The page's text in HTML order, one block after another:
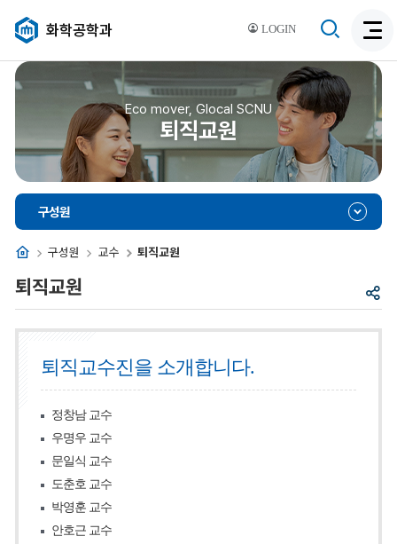
LOGIN
화학공학과
색
활
성
색
Eco mover, Glocal SCNU
퇴직교원
홈 구성원 교수 퇴직교원
구성원
공
퇴직교원
퇴직교수진을 소개합니다.
정창남 교수
우명우 교수
문일식 교수
도춘호 교수
박영훈 교수
안호근 교수